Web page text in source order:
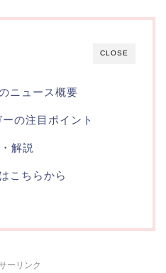
CLOSE
ニュース概要
の注目ポイント
解説
こちらから
ーリンク